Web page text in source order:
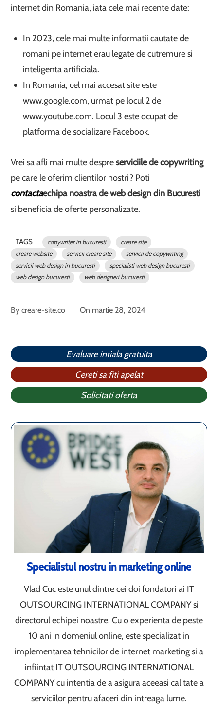
internet din Romania, iata cele mai recente date:
In 2023, cele mai multe informatii cautate de
romani pe internet erau legate de cutremure si
inteligenta artificiala.
In Romania, cel mai accesat site este
www.google.com, urmat pe locul 2 de
www.youtube.com. Locul 3 este ocupat de
platforma de socializare Facebook.
Vrei sa afli mai multe despreserviciile de copywriting
pe care le oferim clientilor nostri? Poti
contactaechipa noastra de web design din Bucuresti
si beneficia de oferte personalizate.
TAGS copywriter in bucuresti
creare site
creare website
servicii creare site
servicii de copywriting
servicii web design in bucuresti
specialisti web design bucuresti
web design bucuresti
web designeri bucuresti
Bycreare-site.co On martie 28, 2024
Evaluare intiala gratuita
Cereti sa fiti apelat
Solicitati oferta
Specialistul nostru in marketing online
Vlad Cuc este unul dintre cei doi fondatori ai IT
OUTSOURCING INTERNATIONAL COMPANY si
directorul echipei noastre. Cu o experienta de peste
10 ani in domeniul online, este specializat in
implementarea tehnicilor de internet marketing si a
infiintat IT OUTSOURCING INTERNATIONAL
COMPANY cu intentia de a asigura aceeasi calitate a
serviciilor pentru afaceri din intreaga lume.